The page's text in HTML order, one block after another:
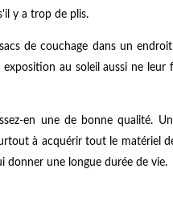
y a trop de plis.
de couchage dans un
au soleil aussi ne
en une de bonne qualité.
à acquérir tout le matériel
une longue durée de vie.